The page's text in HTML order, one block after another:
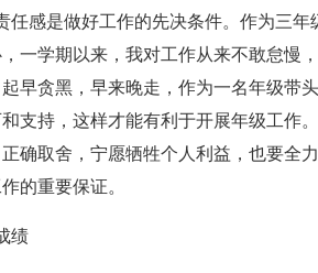
任感是做好工作的先决条件。作为三
一学期以来，我对工作从来不敢怠慢
早贪黑，早来晚走，作为一名年级带
支持，这样才能有利于开展年级工作
确取舍，宁愿牺牲个人利益，也要全
的重要保证。
绩